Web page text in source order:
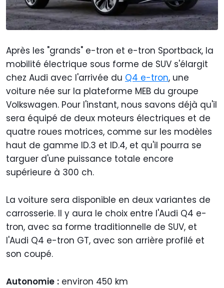
Après les "grands" e-tron et e-tron Sportback, la
mobilité électrique sous forme de SUV s'élargit
chez Audi avec l'arrivée du Q4 e-tron, une
voiture née sur la plateforme MEB du groupe
Volkswagen. Pour l'instant, nous savons déjà qu'il
sera équipé de deux moteurs électriques et de
quatre roues motrices, comme sur les modèles
haut de gamme ID.3 et ID.4, et qu'il pourra se
targuer d'une puissance totale encore
supérieure à 300 ch.
La voiture sera disponible en deux variantes de
carrosserie. Il y aura le choix entre l'Audi Q4 e-
tron, avec sa forme traditionnelle de SUV, et
l'Audi Q4 e-tron GT, avec son arrière profilé et
son coupé.
Autonomie : environ 450 km